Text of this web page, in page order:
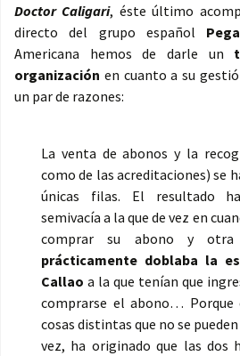
Doctor Caligari, éste último
directo del grupo español
Americana hemos de darle un
organización en cuanto a su
un par de razones:
La venta de abonos y la
como de las acreditaciones) se
únicas filas. El resultado
semivacía a la que de vez en
comprar su abono y
prácticamente doblaba la
Callao a la que tenían que
comprarse el abono… Porque
cosas distintas que no se
vez, ha originado que las dos